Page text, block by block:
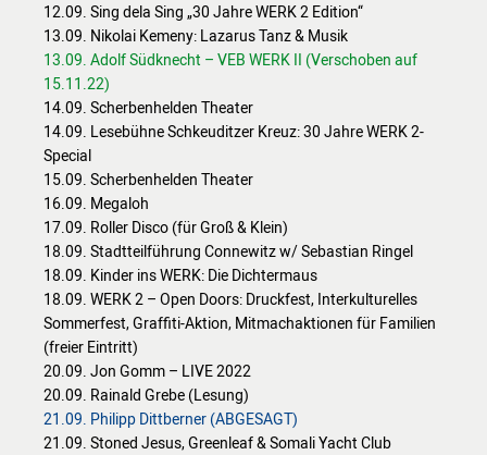
12.09. Sing dela Sing „30 Jahre WERK 2 Edition“
13.09. Nikolai Kemeny: Lazarus Tanz & Musik
13.09. Adolf Südknecht – VEB WERK II (Verschoben auf
15.11.22)
14.09. Scherbenhelden Theater
14.09. Lesebühne Schkeuditzer Kreuz: 30 Jahre WERK 2-
Special
15.09. Scherbenhelden Theater
16.09. Megaloh
17.09. Roller Disco (für Groß & Klein)
18.09. Stadtteilführung Connewitz w/ Sebastian Ringel
18.09. Kinder ins WERK: Die Dichtermaus
18.09. WERK 2 – Open Doors: Druckfest, Interkulturelles
Sommerfest, Graffiti-Aktion, Mitmachaktionen für Familien
(freier Eintritt)
20.09. Jon Gomm – LIVE 2022
20.09. Rainald Grebe (Lesung)
21.09. Philipp Dittberner (ABGESAGT)
21.09. Stoned Jesus, Greenleaf & Somali Yacht Club